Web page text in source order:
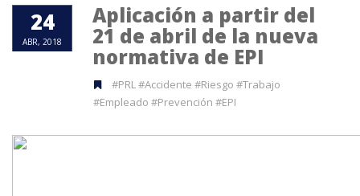
24
ABR, 2018
Aplicación a partir del
21 de abril de la nueva
normativa de EPI
#PRL #Accidente #Riesgo #Trabajo
#Empleado #Prevención #EPI